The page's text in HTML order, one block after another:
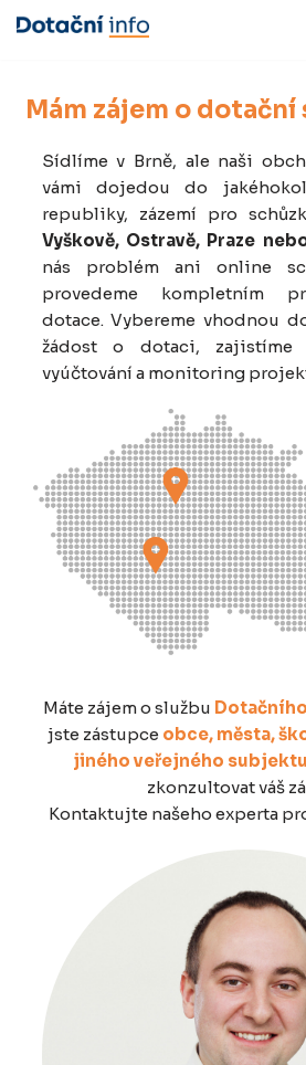
obsah
Mám zájem o dotační
Sídlíme v Brně, ale naši
vámi dojedou do
republiky, zázemí pro
Vyškově, Ostravě, Praze
nás problém ani online
provedeme kompletním
dotace. Vybereme vhodnou
žádost o dotaci, zajistíme
vyúčtování a monitoring
Máte zájem o službu
jste zástupce obce, města,
jiného veřejného subjektu
zkonzultovat váš
Kontaktujte našeho experta